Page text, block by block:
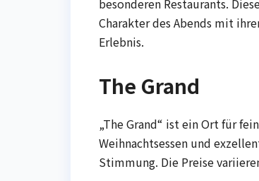
besonderen Restaurants.
Charakter des Abends mit
Erlebnis.
The Grand
„The Grand“ ist ein Ort für
Weihnachtsessen und
Stimmung. Die Preise